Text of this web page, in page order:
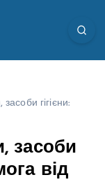
гігієни:
засоби
від